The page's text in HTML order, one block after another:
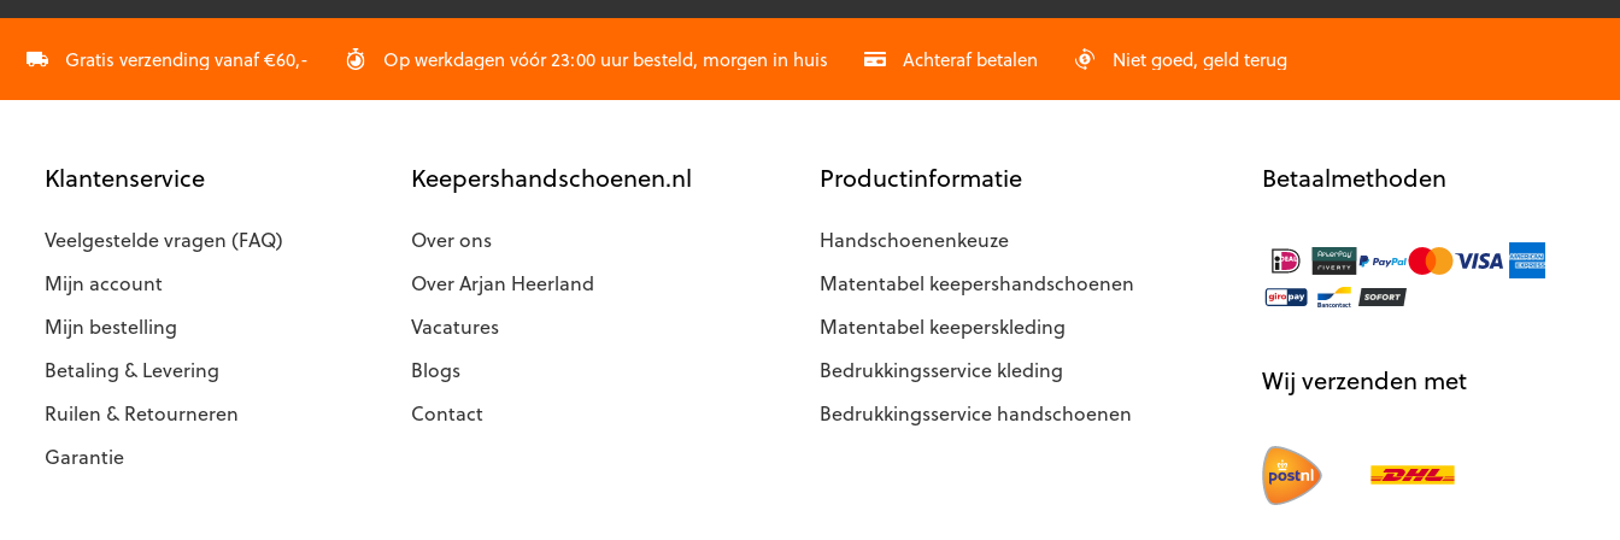
op
op
op
op
Gratis verzending vanaf €60,-
Op werkdagen vóór 23:00 uur besteld, morgen in huis Achteraf betalen Niet goed, geld terug
Klantenservice
Veelgestelde vragen (FAQ)
Mijn account
Mijn bestelling
Betaling & Levering
Ruilen & Retourneren
Garantie
Keepershandschoenen.nl
Over ons
Over Arjan Heerland
Vacatures
Blogs
Contact
Productinformatie
Handschoenenkeuze
Matentabel keepershandschoenen
Matentabel keeperskleding
Bedrukkingsservice kleding
Bedrukkingsservice handschoenen
Betaalmethoden
Wij verzenden met